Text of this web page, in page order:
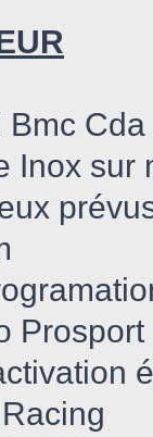
Bmc
Inox sur